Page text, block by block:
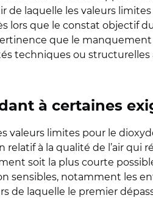
laquelle les valeurs limites
lors que le constat objectif
que le manquement
techniques ou structurelles
à certaines
limites pour le
à la qualité de l’air qui
soit la plus courte
sensibles, notamment les
de laquelle le premier